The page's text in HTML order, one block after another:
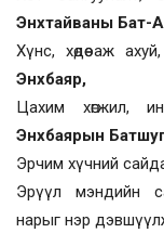
Энхтайваны Бат-
Хүнс, хөдөө аж
Энхбаяр,
Цахим хөгжил,
Энхбаярын
Эрчим хүчний
Эрүүл мэндийн
нарыг нэр